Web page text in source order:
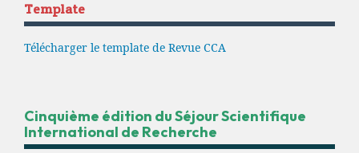
Template
Télécharger le template de Revue CCA
Cinquième édition du Séjour Scientifique
International de Recherche